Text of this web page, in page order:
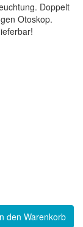
Doppelt
Otoskop.
den Warenkorb